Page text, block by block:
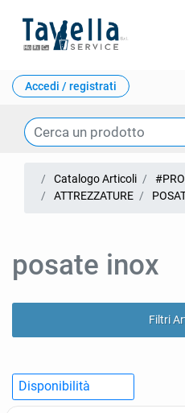
Accedi / registrati
Catalogo Articoli
ATTREZZATURE
posate inox
Filtri